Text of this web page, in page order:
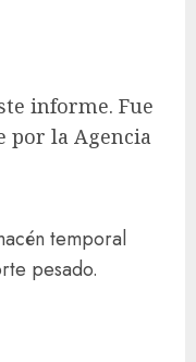
informe. Fue
por la Agencia
temporal
pesado.